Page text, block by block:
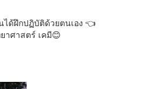
ได้ฝึกปฏิบัติด้วยตนเอง 👈
ศาสตร์ เคมี😊